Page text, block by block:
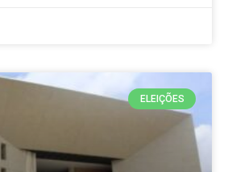
ELEIÇÕES